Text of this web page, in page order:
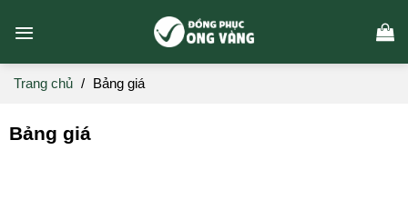
Trang chủ / Bảng giá
Bảng giá